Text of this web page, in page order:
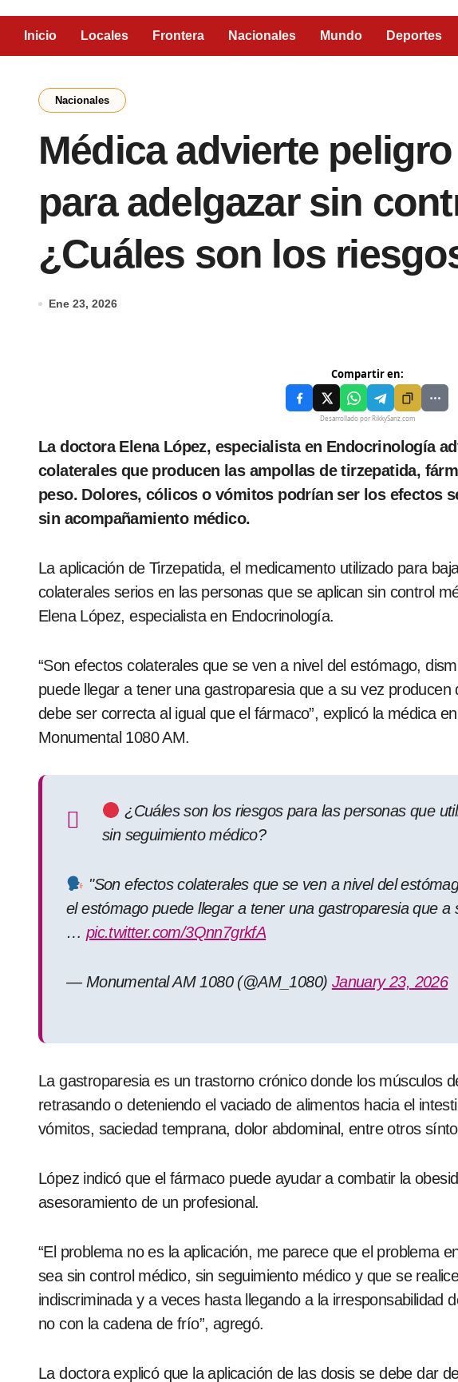
Inicio Locales Frontera Nacionales Mundo Deportes
Nacionales
Médica advierte
para adelgazar sin
¿Cuáles son los
Ene 23, 2026
Compartir en:
Desarrollado por RikkySanz.com
La doctora Elena López, especialista en Endocrinología advirtió sobre los efectos
colaterales que producen las ampollas de tirzepatida,
peso. Dolores, cólicos o vómitos podrían ser los efectos
sin acompañamiento médico.
La aplicación de Tirzepatida, el medicamento utilizado para
colaterales serios en las personas que se aplican sin control
Elena López, especialista en Endocrinología.
“Son efectos colaterales que se ven a nivel del estómago,
puede llegar a tener una gastroparesia que a su vez
debe ser correcta al igual que el fármaco”, explicó la médica
Monumental 1080 AM.
¿Cuáles son los riesgos para las personas que
sin seguimiento médico?
"Son efectos colaterales que se ven a nivel del
el estómago puede llegar a tener una gastroparesia que a
… pic.twitter.com/3Qnn7grkfA
— Monumental AM 1080 (@AM_1080) January 23, 2026
La gastroparesia es un trastorno crónico donde los músculos
retrasando o deteniendo el vaciado de alimentos hacia el
vómitos, saciedad temprana, dolor abdominal, entre otros
López indicó que el fármaco puede ayudar a combatir la
asesoramiento de un profesional.
“El problema no es la aplicación, me parece que el problema
sea sin control médico, sin seguimiento médico y que se
indiscriminada y a veces hasta llegando a la irresponsabilidad
no con la cadena de frío”, agregó.
La doctora explicó que la aplicación de las dosis se debe dar